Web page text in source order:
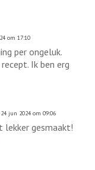
om 17:10
per ongeluk.
Ik ben erg
jun 2024 om 09:06
gesmaakt!